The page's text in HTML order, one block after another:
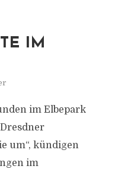
IM
im Elbepark
um“, kündigen
im